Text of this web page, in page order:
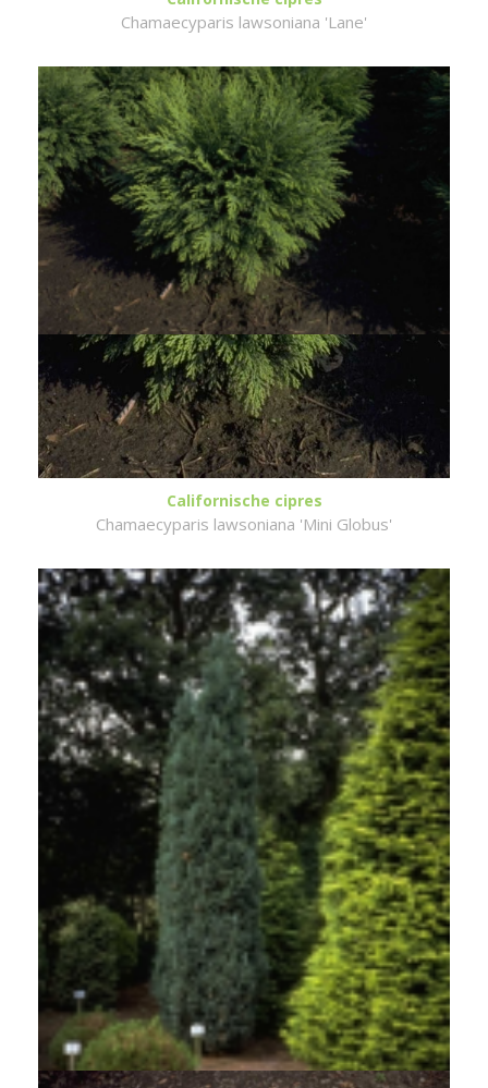
Chamaecyparis lawsoniana 'Lane'
Californische cipres
Chamaecyparis lawsoniana 'Mini Globus'
Californische cipres
Chamaecyparis lawsoniana 'Grayswood Pillar'